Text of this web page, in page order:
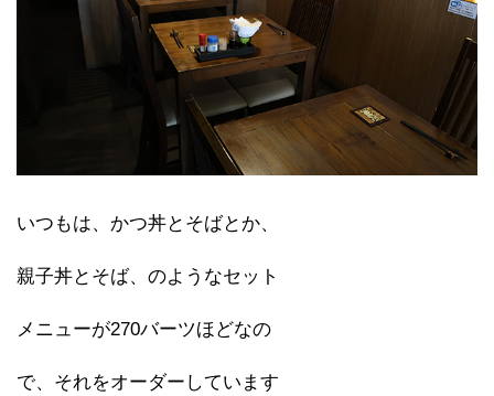
いつもは、かつ丼とそばとか、
親子丼とそば、のようなセット
メニューが270バーツほどなの
で、それをオーダーしています